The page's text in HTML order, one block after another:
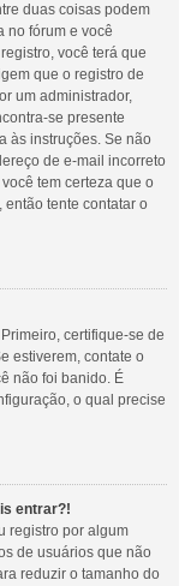
duas coisas podem
no fórum e você
você terá que
que o registro de
um administrador,
se presente
às instruções. Se não
de e-mail incorreto
tem certeza que o
tente contatar o
certifique-se de
estiverem, contate o
não foi banido. É
o qual precise
entrar?!
registro por algum
de usuários que não
reduzir o tamanho do